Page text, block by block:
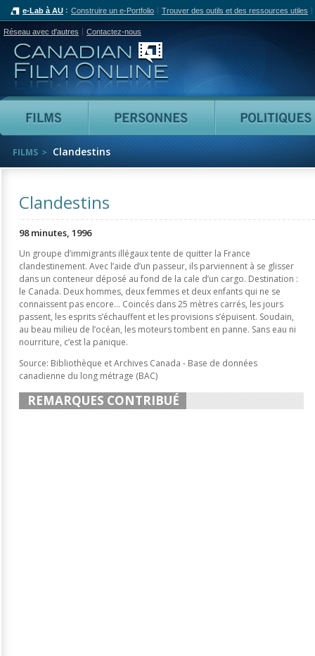
e-Lab à AU Construire un e-Portfolio Trouver des outils et des ressources utiles
Réseau avec d'autres Contactez-nous
Canadian Film Online
Films Personnes
FILMS Clandestins
Clandestins
98 minutes, 1996
Un groupe d’immigrants illégaux tente de quitter la France
clandestinement. Avec l’aide d’un passeur, ils parviennent à se glisser
dans un conteneur déposé au fond de la cale d’un cargo. Destination :
le Canada. Deux hommes, deux femmes et deux enfants qui ne se
connaissent pas encore... Coincés dans 25 mètres carrés, les jours
passent, les esprits s’échauffent et les provisions s’épuisent. Soudain,
au beau milieu de l’océan, les moteurs tombent en panne. Sans eau ni
nourriture, c’est la panique.
Source: Bibliothèque et Archives Canada - Base de données
canadienne du long métrage (BAC)
REMARQUES CONTRIBUÉ